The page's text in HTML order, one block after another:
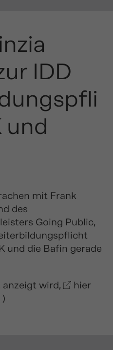
IDD
und
mit Frank
des
Going Public,
und die Bafin gerade
anzeigt wird,
hier